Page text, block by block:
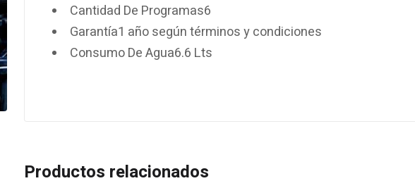
Cantidad De Programas6
Garantía1 año según términos y condiciones
Consumo De Agua6.6 Lts
Productos relacionados